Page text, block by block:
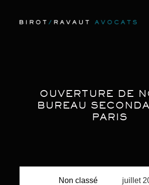
OUVERTURE DE
BUREAU
PARIS
Non classé juillet